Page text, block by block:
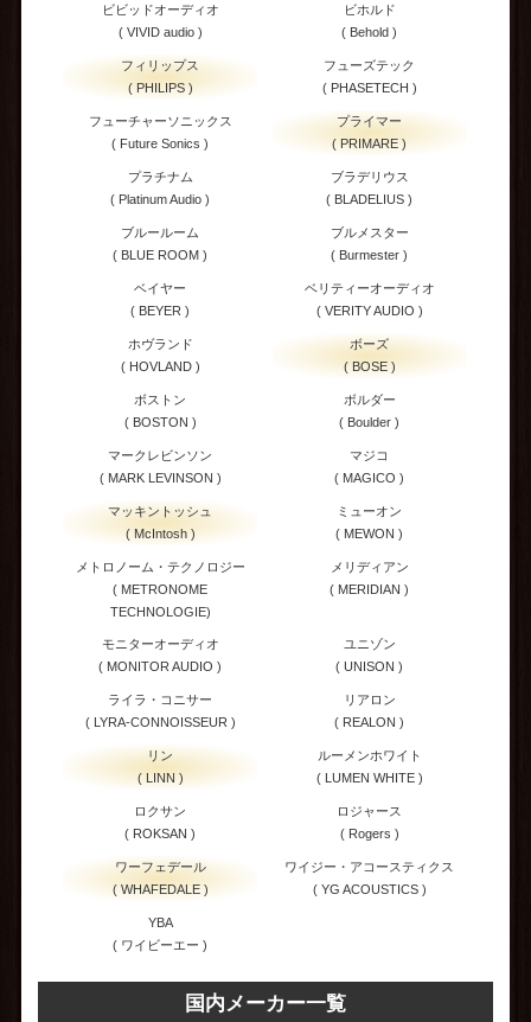
ビビッドオーディオ
( VIVID audio )
ビホルド
( Behold )
フィリップス
( PHILIPS )
フューズテック
( PHASETECH )
フューチャーソニックス
( Future Sonics )
プライマー
( PRIMARE )
プラチナム
( Platinum Audio )
ブラデリウス
( BLADELIUS )
ブルールーム
( BLUE ROOM )
ブルメスター
( Burmester )
ベイヤー
( BEYER )
ベリティーオーディオ
( VERITY AUDIO )
ホヴランド
( HOVLAND )
ボーズ
( BOSE )
ボストン
( BOSTON )
ボルダー
( Boulder )
マークレビンソン
( MARK LEVINSON )
マジコ
( MAGICO )
マッキントッシュ
( McIntosh )
ミューオン
( MEWON )
メトロノーム・テクノロジー
( METRONOME
TECHNOLOGIE)
メリディアン
( MERIDIAN )
モニターオーディオ
( MONITOR AUDIO )
ユニゾン
( UNISON )
ライラ・コニサー
( LYRA-CONNOISSEUR )
リアロン
( REALON )
リン
( LINN )
ルーメンホワイト
( LUMEN WHITE )
ロクサン
( ROKSAN )
ロジャース
( Rogers )
ワーフェデール
( WHAFEDALE )
ワイジー・アコースティクス
( YG ACOUSTICS )
YBA
( ワイビーエー )
国内メーカー一覧